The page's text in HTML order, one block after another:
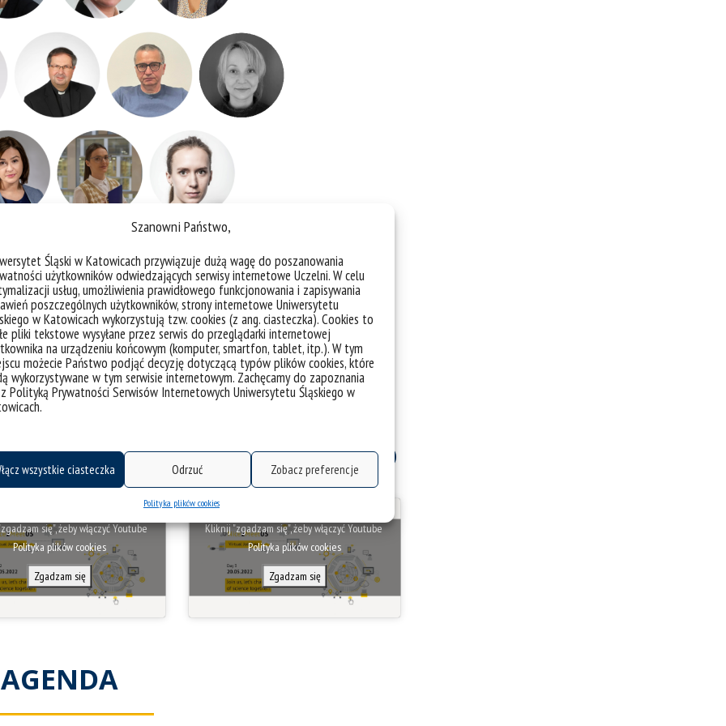
Szanowni Państwo,
Śląski w Katowicach przywiązuje dużą wagę do poszanowania
użytkowników odwiedzających serwisy internetowe Uczelni. W celu
usług, umożliwienia prawidłowego funkcjonowania i zapisywania
poszczególnych użytkowników, strony internetowe Uniwersytetu
w Katowicach wykorzystują tzw. cookies (z ang. ciasteczka). Cookies to
pliki tekstowe wysyłane przez serwis do przeglądarki internetowej
na urządzeniu końcowym (komputer, smartfon, tablet, itp.). W tym
możecie Państwo podjąć decyzję dotyczącą typów plików cookies, które
wykorzystywane w tym serwisie internetowym. Zachęcamy do zapoznania
Polityką Prywatności Serwisów Internetowych Uniwersytetu Śląskiego w
wszystkie ciasteczka Odrzuć Zobacz preferencje
Polityka plików cookies
TARGI
– MATERIAŁY
WIDEO
Dzień 2
się", żeby włączyć Youtube
Polityka plików cookies
Zgadzam się
Dzień 3
Kliknij "zgadzam się", żeby włączyć Youtube
Polityka plików cookies
Zgadzam się
AGENDA